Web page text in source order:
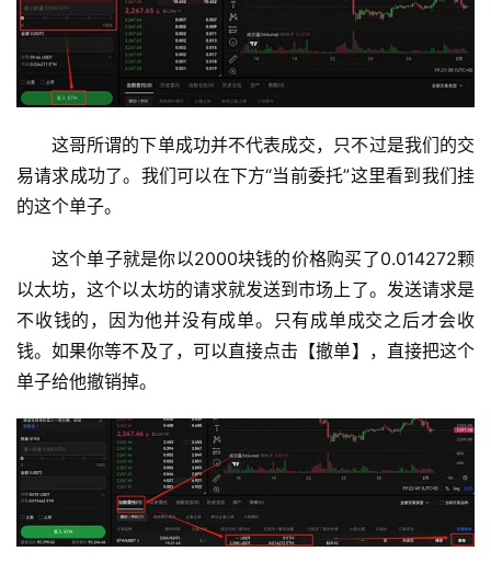
这哥所谓的下单成功并不代表成交，只不过是我们的交
易请求成功了。我们可以在下方“当前委托”这里看到我们挂
的这个单子。
这个单子就是你以2000块钱的价格购买了0.014272颗
以太坊，这个以太坊的请求就发送到市场上了。发送请求是
不收钱的，因为他并没有成单。只有成单成交之后才会收
钱。如果你等不及了，可以直接点击【撤单】，直接把这个
单子给他撤销掉。